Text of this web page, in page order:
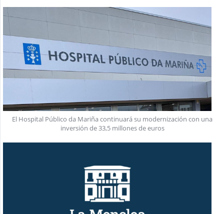
El Hospital Público da Mariña continuará su modernización con una
inversión de 33,5 millones de euros